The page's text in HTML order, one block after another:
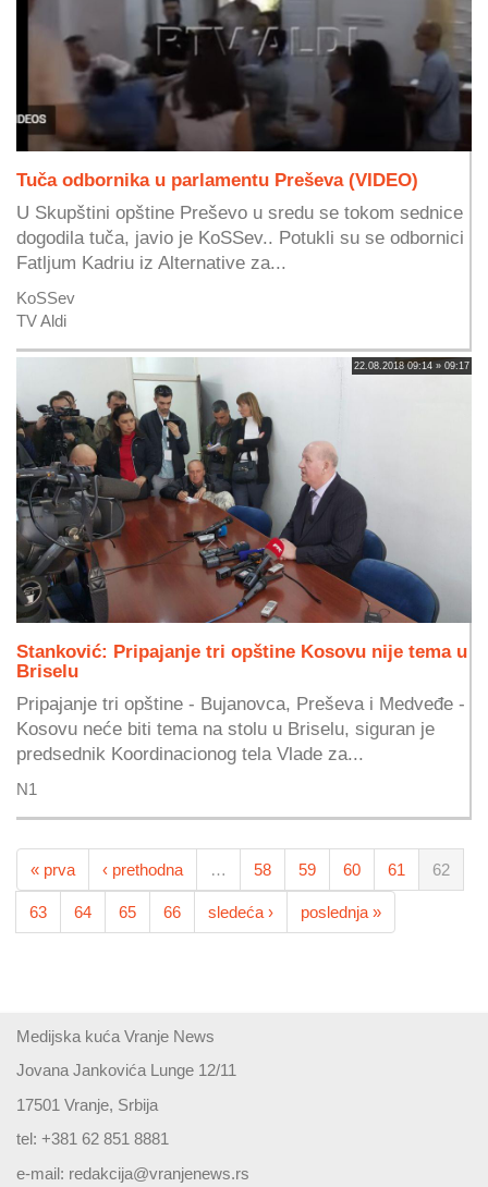
Tuča odbornika u parlamentu Preševa (VIDEO)
U Skupštini opštine Preševo u sredu se tokom sednice
dogodila tuča, javio je KoSSev.. Potukli su se odbornici
Fatljum Kadriu iz Alternative za...
KoSSev
TV Aldi
22.08.2018 09:14 » 09:17
Stanković: Pripajanje tri opštine Kosovu nije tema u
Briselu
Pripajanje tri opštine - Bujanovca, Preševa i Medveđe -
Kosovu neće biti tema na stolu u Briselu, siguran je
predsednik Koordinacionog tela Vlade za...
N1
« prva ‹ prethodna … 58 59 60 61 62
63 64 65 66 sledeća › poslednja »
Medijska kuća Vranje News
Jovana Jankovića Lunge 12/11
17501 Vranje, Srbija
tel: +381 62 851 8881
e-mail: redakcija@vranjenews.rs